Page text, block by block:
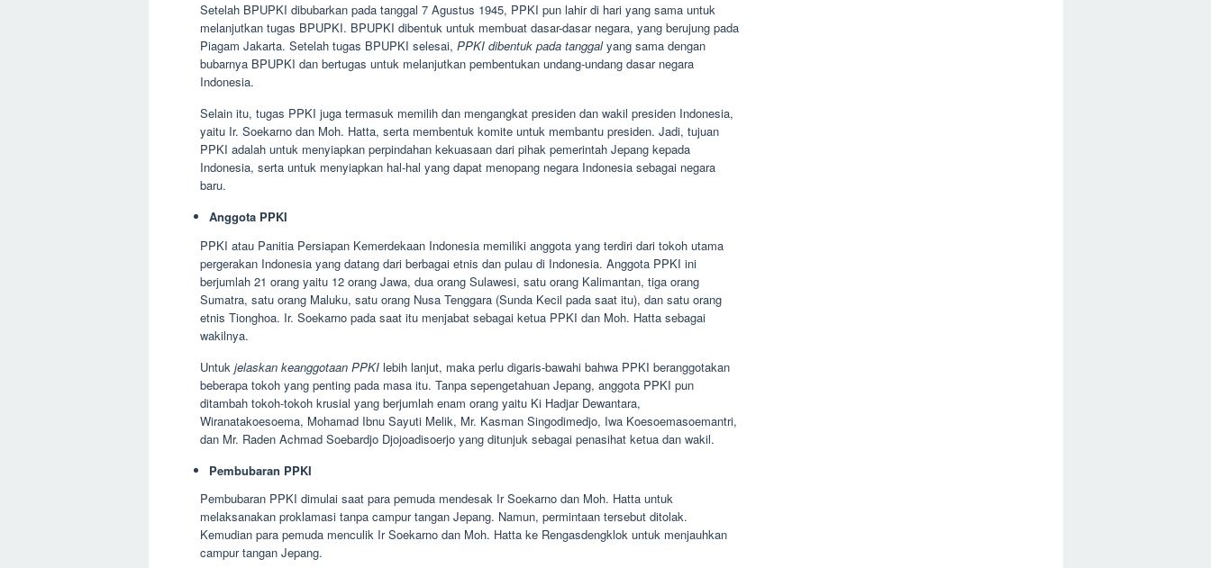
Setelah BPUPKI dibubarkan pada tanggal 7 Agustus 1945, PPKI pun lahir di hari yang sama untuk
melanjutkan tugas BPUPKI. BPUPKI dibentuk untuk membuat dasar-dasar negara, yang berujung pada
Piagam Jakarta. Setelah tugas BPUPKI selesai, PPKI dibentuk pada tanggalyang sama dengan
bubarnya BPUPKI dan bertugas untuk melanjutkan pembentukan undang-undang dasar negara
Indonesia.
Selain itu, tugas PPKI juga termasuk memilih dan mengangkat presiden dan wakil presiden Indonesia,
yaitu Ir. Soekarno dan Moh. Hatta, serta membentuk komite untuk membantu presiden. Jadi, tujuan
PPKI adalah untuk menyiapkan perpindahan kekuasaan dari pihak pemerintah Jepang kepada
Indonesia, serta untuk menyiapkan hal-hal yang dapat menopang negara Indonesia sebagai negara
baru.
Anggota PPKI
PPKI atau Panitia Persiapan Kemerdekaan Indonesia memiliki anggota yang terdiri dari tokoh utama
pergerakan Indonesia yang datang dari berbagai etnis dan pulau di Indonesia. Anggota PPKI ini
berjumlah 21 orang yaitu 12 orang Jawa, dua orang Sulawesi, satu orang Kalimantan, tiga orang
Sumatra, satu orang Maluku, satu orang Nusa Tenggara (Sunda Kecil pada saat itu), dan satu orang
etnis Tionghoa. Ir. Soekarno pada saat itu menjabat sebagai ketua PPKI dan Moh. Hatta sebagai
wakilnya.
Untuk jelaskan keanggotaan PPKI lebih lanjut, maka perlu digaris-bawahi bahwa PPKI beranggotakan
beberapa tokoh yang penting pada masa itu. Tanpa sepengetahuan Jepang, anggota PPKI pun
ditambah tokoh-tokoh krusial yang berjumlah enam orang yaitu Ki Hadjar Dewantara,
Wiranatakoesoema, Mohamad Ibnu Sayuti Melik, Mr. Kasman Singodimedjo, Iwa Koesoemasoemantri,
dan Mr. Raden Achmad Soebardjo Djojoadisoerjo yang ditunjuk sebagai penasihat ketua dan wakil.
Pembubaran PPKI
Pembubaran PPKI dimulai saat para pemuda mendesak Ir Soekarno dan Moh. Hatta untuk
melaksanakan proklamasi tanpa campur tangan Jepang. Namun, permintaan tersebut ditolak.
Kemudian para pemuda menculik Ir Soekarno dan Moh. Hatta ke Rengasdengklok untuk menjauhkan
campur tangan Jepang.